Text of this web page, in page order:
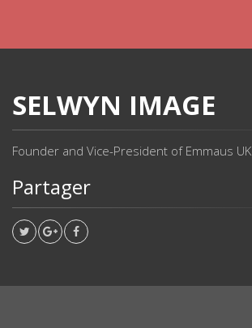
SELWYN IMAGE
Founder and Vice-President of Emmaus UK
Partager